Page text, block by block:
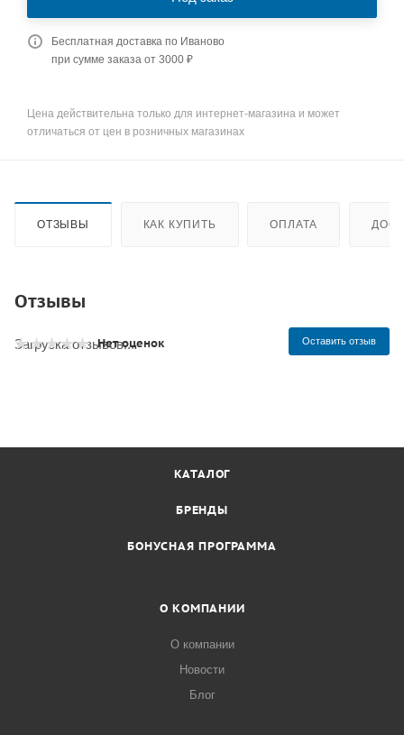
Бесплатная доставка по Иваново
при сумме заказа от 3000 ₽
Цена действительна только для интернет-магазина и может
отличаться от цен в розничных магазинах
ОТЗЫВЫ КАК КУПИТЬ ОПЛАТА
Отзывы
Нет оценок Оставить отзыв
Загрузка отзывов...
КАТАЛОГ
БРЕНДЫ
БОНУСНАЯ ПРОГРАММА
О КОМПАНИИ
О компании
Новости
Блог